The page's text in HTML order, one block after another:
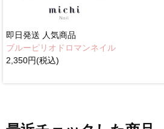
即日発送 人気商品
ブルーピリオドロマンネイル
2,350円(税込)